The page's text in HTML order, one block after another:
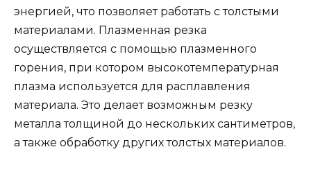
энергией, что позволяет работать с толстыми
материалами. Плазменная резка
осуществляется с помощью плазменного
горения, при котором высокотемпературная
плазма используется для расплавления
материала. Это делает возможным резку
металла толщиной до нескольких сантиметров,
а также обработку других толстых материалов.